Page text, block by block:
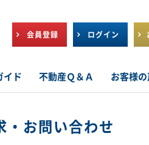
会員登録 ログイン
イド 不動産Ｑ＆Ａ お客様の
・お問い合わせ